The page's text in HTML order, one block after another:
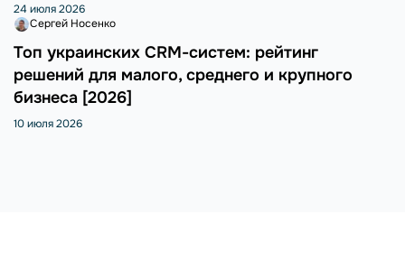
24 июля 2026
Сергей Носенко
Топ украинских CRM-систем: рейтинг
решений для малого, среднего и крупного
бизнеса [2026]
10 июля 2026